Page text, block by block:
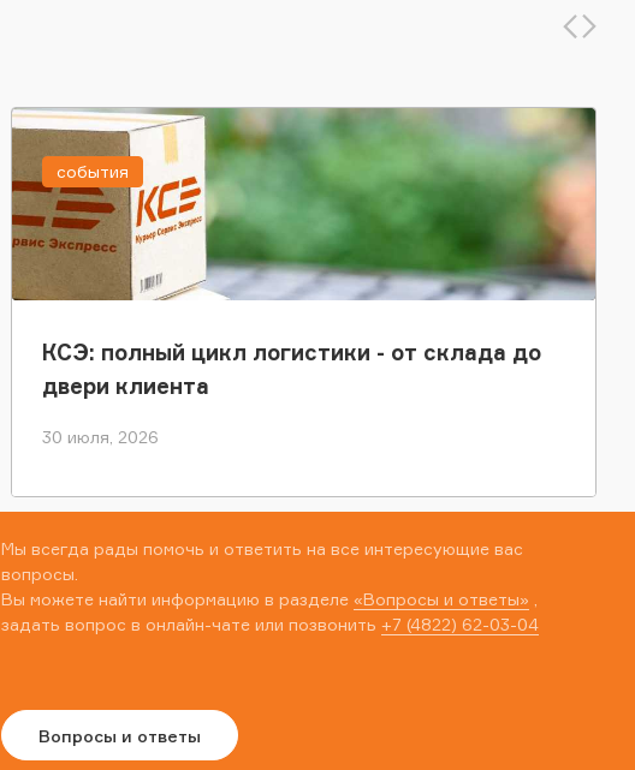
КСЭ: полный цикл логистики - от склада до
двери клиента
30 июля, 2026
события
Мы всегда рады помочь и ответить на все интересующие вас
вопросы.
Вы можете найти информацию в разделе «Вопросы и ответы»
задать вопрос в онлайн-чате или позвонить +7 (4822) 62-03-04
Вопросы и ответы